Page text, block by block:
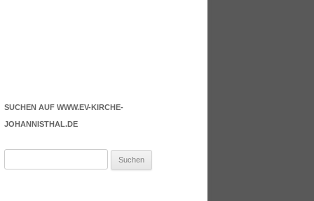
SUCHEN AUF WWW.EV-KIRCHE-
JOHANNISTHAL.DE